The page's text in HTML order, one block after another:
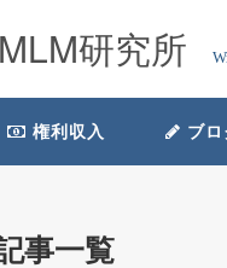
研究所
権利収入 ブロ
事一覧